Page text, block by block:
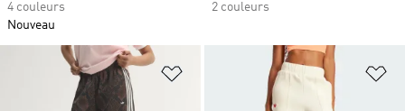
4 couleurs
Nouveau
2 couleurs
Ajouter à la Liste de produits